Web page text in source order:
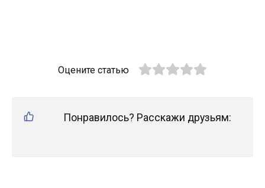
Оцените статью
Понравилось? Расскажи друзьям: